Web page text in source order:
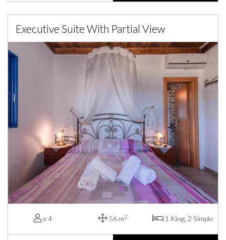
Executive Suite With Partial View
x 4 56 m2 1 King, 2 Simple